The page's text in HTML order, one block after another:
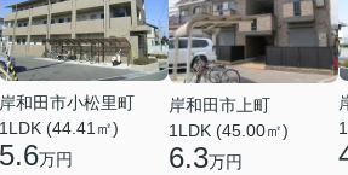
岸和田市小松里町
1LDK (44.41㎡)
5.6万円
岸和田市上町
1LDK (45.00㎡)
6.3万円